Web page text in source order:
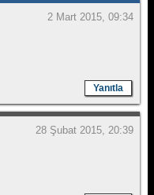
2 Mart 2015, 09:34
Yanıtla
28 Şubat 2015, 20:39